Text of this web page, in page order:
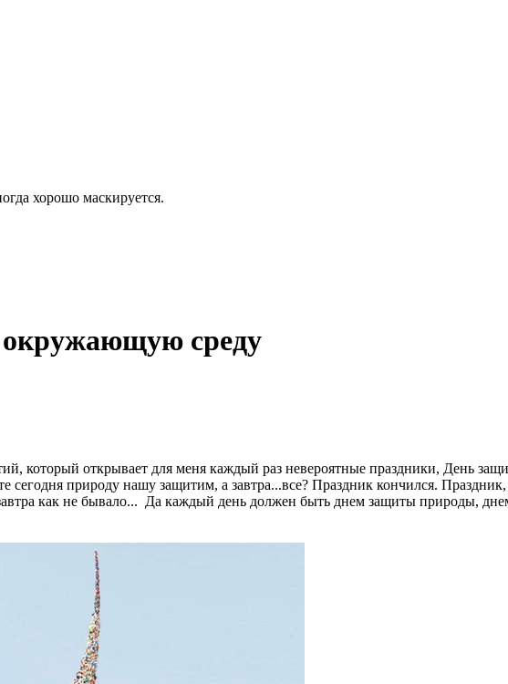
хорошо маскируется.
окружающую среду
который открывает для меня каждый раз невероятные праздники, День
сегодня природу нашу защитим, а завтра...все? Праздник кончился.
как не бывало... Да каждый день должен быть днем защиты природы,